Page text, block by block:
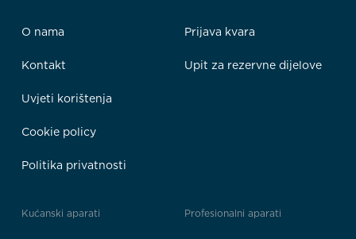
O nama
Kontakt
Uvjeti korištenja
Cookie policy
Politika privatnosti
Prijava kvara
Upit za rezervne dijelove
Kućanski aparati Profesionalni aparati